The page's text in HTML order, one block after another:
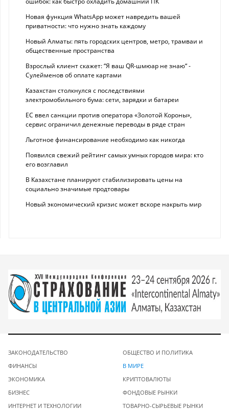
Новая функция WhatsApp может навредить вашей
приватности: что нужно знать каждому
Новый Алматы: пять городских центров, метро, трамваи и
общественные пространства
Взрослый клиент скажет: “Я ваш QR-шмюар не знаю“ -
Сулейменов об оплате картами
Казахстан столкнулся с последствиями
электромобильного бума: сети, зарядки и батареи
ЕС ввел санкции против оператора «Золотой Короны»,
сервис ограничил денежные переводы в ряде стран
Льготное финансирование необходимо как никогда
Появился свежий рейтинг самых умных городов мира: кто
его возглавил
В Казахстане планируют стабилизировать цены на
социально значимые продтовары
Новый экономический кризис может вскоре накрыть мир
ЗАКОНОДАТЕЛЬСТВО
ФИНАНСЫ
ЭКОНОМИКА
БИЗНЕС
ИНТЕРНЕТ И ТЕХНОЛОГИИ
ОБЩЕСТВО И ПОЛИТИКА
В МИРЕ
КРИПТОВАЛЮТЫ
ФОНДОВЫЕ РЫНКИ
ТОВАРНО-СЫРЬЕВЫЕ РЫНКИ